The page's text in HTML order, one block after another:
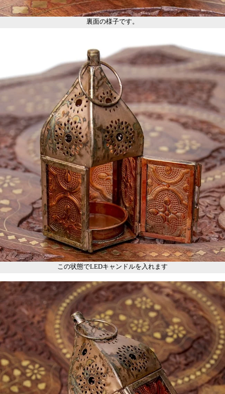
裏面の様子です。
この状態でLEDキャンドルを入れます